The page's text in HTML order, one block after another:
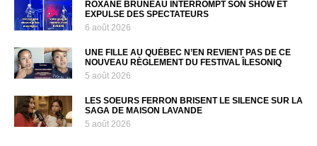
ROXANE BRUNEAU INTERROMPT SON SHOW ET
EXPULSE DES SPECTATEURS
6 août 2026
UNE FILLE AU QUÉBEC N’EN REVIENT PAS DE CE
NOUVEAU RÈGLEMENT DU FESTIVAL ÎLESONIQ
5 août 2026
LES SOEURS FERRON BRISENT LE SILENCE SUR LA
SAGA DE MAISON LAVANDE
5 août 2026